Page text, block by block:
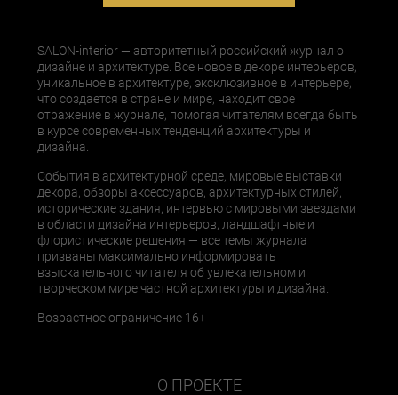
SALON-interior — авторитетный российский журнал о
дизайне и архитектуре. Все новое в декоре интерьеров,
уникальное в архитектуре, эксклюзивное в интерьере,
что создается в стране и мире, находит свое
отражение в журнале, помогая читателям всегда быть
в курсе современных тенденций архитектуры и
дизайна.
События в архитектурной среде, мировые выставки
декора, обзоры аксессуаров, архитектурных стилей,
исторические здания, интервью с мировыми звездами
в области дизайна интерьеров, ландшафтные и
флористические решения — все темы журнала
призваны максимально информировать
взыскательного читателя об увлекательном и
творческом мире частной архитектуры и дизайна.
Возрастное ограничение 16+
О ПРОЕКТЕ